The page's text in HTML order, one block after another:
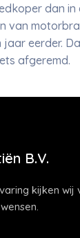
dan in
van
eerder.
afgeremd.
B.V.
kijken wij